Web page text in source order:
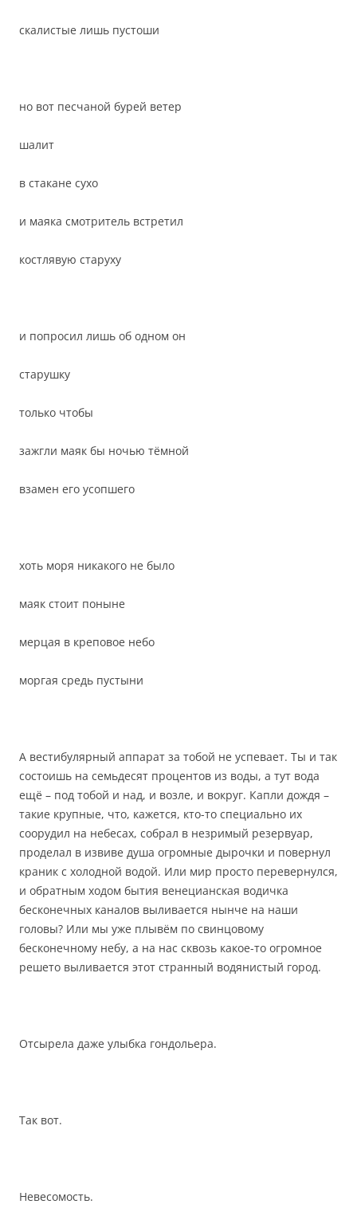
скалистые лишь пустоши
но вот песчаной бурей ветер
шалит
в стакане сухо
и маяка смотритель встретил
костлявую старуху
и попросил лишь об одном он
старушку
только чтобы
зажгли маяк бы ночью тёмной
взамен его усопшего
хоть моря никакого не было
маяк стоит поныне
мерцая в креповое небо
моргая средь пустыни
А вестибулярный аппарат за тобой не успевает. Ты и так
состоишь на семьдесят процентов из воды, а тут вода
ещё – под тобой и над, и возле, и вокруг. Капли дождя –
такие крупные, что, кажется, кто-то специально их
соорудил на небесах, собрал в незримый резервуар,
проделал в извиве душа огромные дырочки и повернул
краник с холодной водой. Или мир просто перевернулся,
и обратным ходом бытия венецианская водичка
бесконечных каналов выливается нынче на наши
головы? Или мы уже плывём по свинцовому
бесконечному небу, а на нас сквозь какое-то огромное
решето выливается этот странный водянистый город.
Отсырела даже улыбка гондольера.
Так вот.
Невесомость.